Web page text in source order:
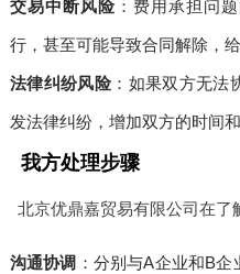
交易中断风险：费用承担问
行，甚至可能导致合同解除，
法律纠纷风险：如果双方无法
发法律纠纷，增加双方的时间和
我方处理步骤
北京优鼎嘉贸易有限公司在了
沟通协调 ：分别与A企业和B企